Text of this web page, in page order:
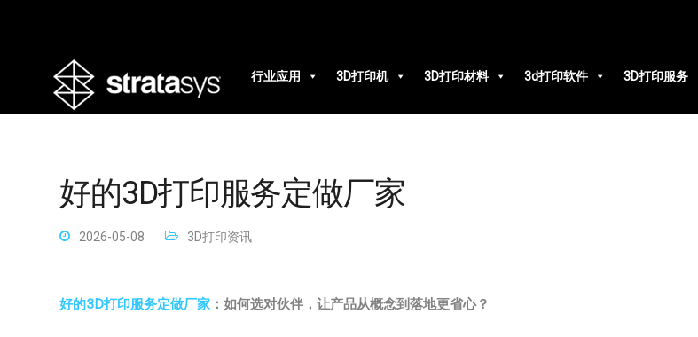
行业应用
3D打印机 3D打印材料 3d打印软件 3D打印服务
好的3D打印服务定做厂家
2026-05-08 3D打印资讯
好的3D打印服务定做厂家 ：如何选对伙伴，让产品从概念到落地更省心？